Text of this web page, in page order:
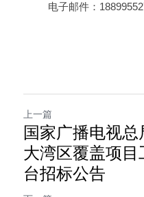
电子邮件：
上一篇
国家广播电视
大湾区覆盖项
台招标公告